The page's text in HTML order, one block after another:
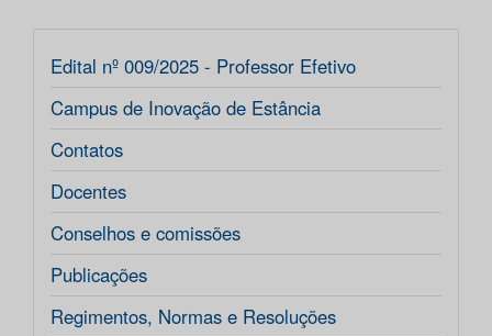
Edital nº 009/2025 - Professor Efetivo
Campus de Inovação de Estância
Contatos
Docentes
Conselhos e comissões
Publicações
Regimentos, Normas e Resoluções